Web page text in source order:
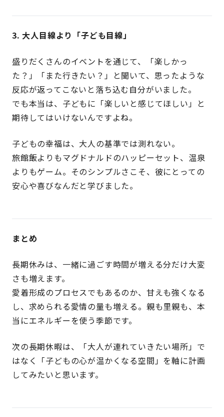
3.大人目線より「子ども目線」
盛りだくさんのイベントを通じて、「楽しかっ
た？」「また行きたい？」と聞いて、思ったような
反応が返ってこないと落ち込む自分がいました。
でも本当は、子どもに「楽しいと感じてほしい」と
期待してはいけないんですよね。
子どもの幸福は、大人の基準では測れない。
旅館飯よりもマグドナルドのハッピーセット、温泉
よりもゲーム。そのシンプルさこそ、彼にとっての
安心や喜びなんだと学びました。
まとめ
長期休みは、一緒に過ごす時間が増える分だけ大変
さも増えます。
愛着形成のプロセスでもあるのか、甘えも強くなる
し、求められる愛情の量も増える。親も里親も、本
当にエネルギーを使う季節です。
次の長期休暇は、「大人が連れていきたい場所」で
はなく「子どもの心が温かくなる空間」を軸に計画
してみたいと思います。